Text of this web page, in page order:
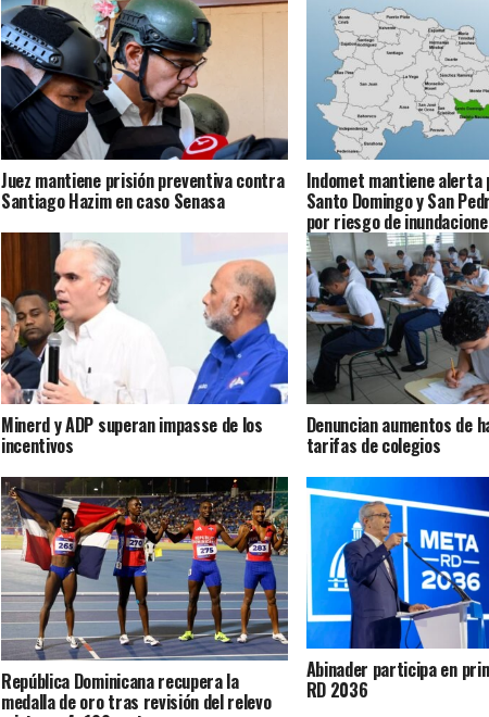
Juez mantiene prisión preventiva contra
Santiago Hazim en caso Senasa
Indomet mantiene alerta
Santo Domingo y San
por riesgo de
Minerd y ADP superan impasse de los
incentivos
Denuncian aumentos de
tarifas de colegios
República Dominicana recupera la
medalla de oro tras revisión del relevo
Abinader participa en
RD 2036